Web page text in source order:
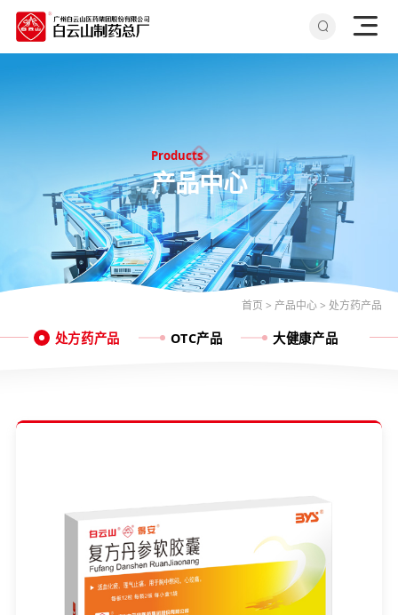
Products
产品中心
首页 > 产品中心> 处方药产品
处方药产品 OTC产品 大健康产品